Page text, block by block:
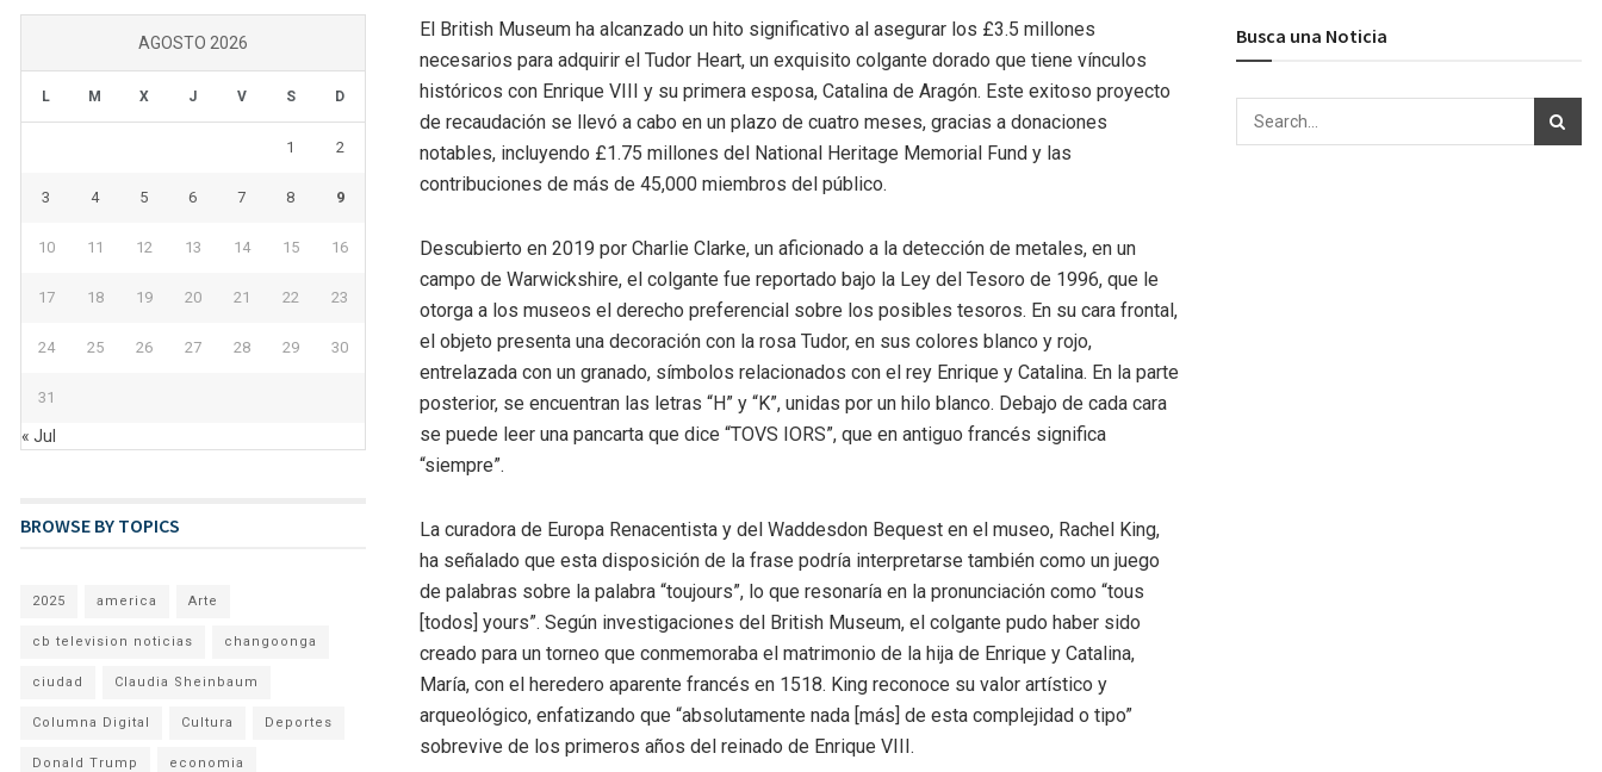
El British Museum ha alcanzado un hito significativo al asegurar los £3.5 millones
necesarios para adquirir el Tudor Heart, un exquisito colgante dorado que tiene vínculos
históricos con Enrique VIII y su primera esposa, Catalina de Aragón. Este exitoso proyecto
de recaudación se llevó a cabo en un plazo de cuatro meses, gracias a donaciones
notables, incluyendo £1.75 millones del National Heritage Memorial Fund y las
contribuciones de más de 45,000 miembros del público.
Descubierto en 2019 por Charlie Clarke, un aficionado a la detección de metales, en un
campo de Warwickshire, el colgante fue reportado bajo la Ley del Tesoro de 1996, que le
otorga a los museos el derecho preferencial sobre los posibles tesoros. En su cara frontal,
el objeto presenta una decoración con la rosa Tudor, en sus colores blanco y rojo,
entrelazada con un granado, símbolos relacionados con el rey Enrique y Catalina. En la parte
posterior, se encuentran las letras “H” y “K”, unidas por un hilo blanco. Debajo de cada cara
se puede leer una pancarta que dice “TOVS IORS”, que en antiguo francés significa
“siempre”.
La curadora de Europa Renacentista y del Waddesdon Bequest en el museo, Rachel King,
ha señalado que esta disposición de la frase podría interpretarse también como un juego
de palabras sobre la palabra “toujours”, lo que resonaría en la pronunciación como “tous
[todos] yours”. Según investigaciones del British Museum, el colgante pudo haber sido
creado para un torneo que conmemoraba el matrimonio de la hija de Enrique y Catalina,
María, con el heredero aparente francés en 1518. King reconoce su valor artístico y
arqueológico, enfatizando que “absolutamente nada [más] de esta complejidad o tipo”
sobrevive de los primeros años del reinado de Enrique VIII.
AGOSTO 2026
L M X J V S D
1 2
3 4 5 6 7 8 9
10 11 12 13 14 15 16
17 18 19 20 21 22 23
24 25 26 27 28 29 30
31
« Jul
BROWSE BY TOPICS
2025 america Arte
cb television noticias changoonga
ciudad Claudia Sheinbaum
Columna Digital Cultura Deportes
Donald Trump economia
Busca una Noticia